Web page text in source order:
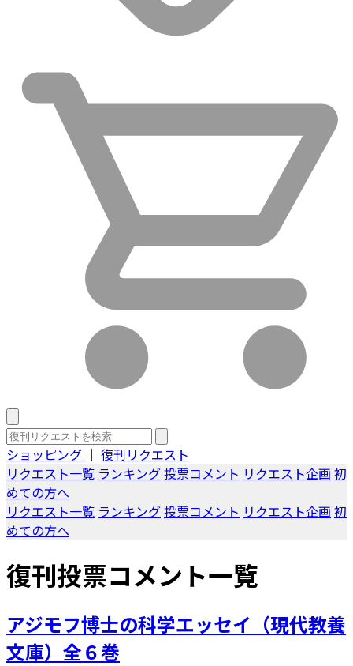
ショッピング ｜ 復刊リクエスト
リクエスト一覧 ランキング投票コメント リクエスト企画 初
めての方へ
リクエスト一覧 ランキング投票コメント リクエスト企画 初
めての方へ
復刊投票コメント一覧
アジモフ博士の科学エッセイ（現代教養
文庫）全６巻